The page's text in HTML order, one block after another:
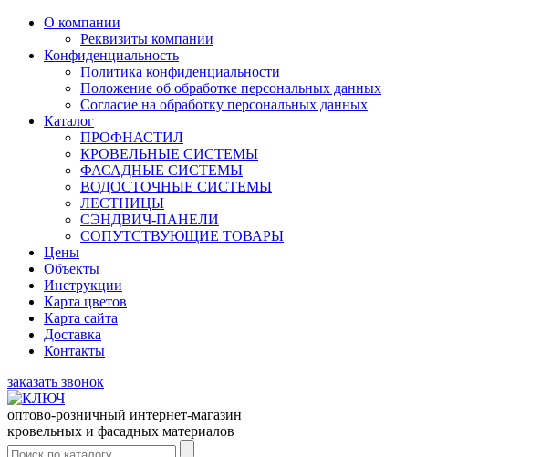
О компании
Реквизиты компании
Конфиденциальность
Политика конфиденциальности
Положение об обработке персональных данных
Согласие на обработку персональных данных
Каталог
ПРОФНАСТИЛ
КРОВЕЛЬНЫЕ СИСТЕМЫ
ФАСАДНЫЕ СИСТЕМЫ
ВОДОСТОЧНЫЕ СИСТЕМЫ
ЛЕСТНИЦЫ
СЭНДВИЧ-ПАНЕЛИ
СОПУТСТВУЮЩИЕ ТОВАРЫ
Цены
Объекты
Инструкции
Карта цветов
Карта сайта
Доставка
Контакты
заказать звонок
оптово-розничный интернет-магазин
кровельных и фасадных материалов